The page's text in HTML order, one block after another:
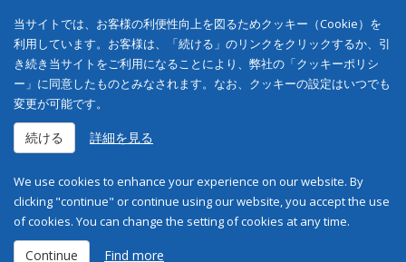
当サイトでは、お客様の利便性向上を図るためクッキー（Cookie）を
利用しています。お客様は、「続ける」のリンクをクリックするか、引
き続き当サイトをご利用になることにより、弊社の「クッキーポリシ
ー」に同意したものとみなされます。なお、クッキーの設定はいつでも
変更が可能です。
続ける 詳細を見る
We use cookies to enhance your experience on our website. By
clicking "continue" or continue using our website, you accept the use
of cookies. You can change the setting of cookies at any time.
Continue Find more